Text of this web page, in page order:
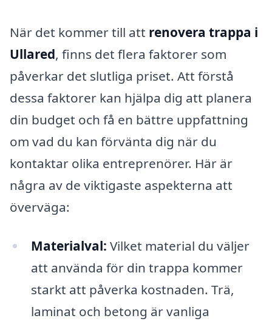
När det kommer till att renovera trappa i
Ullared, finns det flera faktorer som
påverkar det slutliga priset. Att förstå
dessa faktorer kan hjälpa dig att planera
din budget och få en bättre uppfattning
om vad du kan förvänta dig när du
kontaktar olika entreprenörer. Här är
några av de viktigaste aspekterna att
överväga:
Materialval: Vilket material du väljer
att använda för din trappa kommer
starkt att påverka kostnaden. Trä,
laminat och betong är vanliga